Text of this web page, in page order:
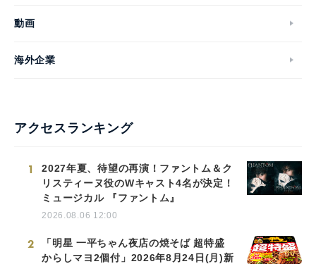
動画
海外企業
アクセスランキング
1
2027年夏、待望の再演！ファントム＆ク
リスティーヌ役のWキャスト4名が決定！
ミュージカル 『ファントム』
2026.08.06 12:00
2
「明星 一平ちゃん夜店の焼そば 超特盛
からしマヨ2個付」2026年8月24日(月)新